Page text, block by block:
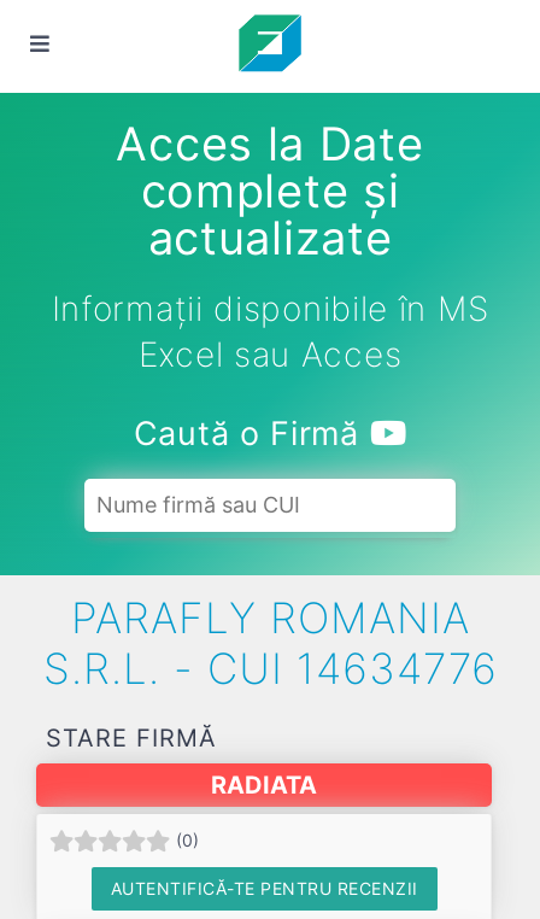
Acces la Date
complete și
actualizate
Informații disponibile în MS
Excel sau Acces
Caută o Firmă
PARAFLY ROMANIA
S.R.L. - CUI 14634776
STARE FIRMĂ
RADIATA
(0)
AUTENTIFICĂ-TE PENTRU RECENZII